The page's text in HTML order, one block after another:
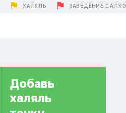
ХАЛЯЛЬ ЗАВЕДЕНИЕ С
Добавь
халяль